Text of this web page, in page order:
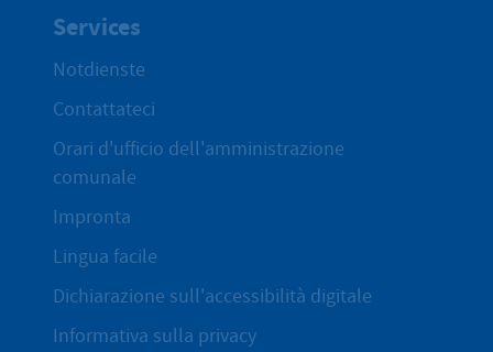
Services
Notdienste
Contattateci
Orari d'ufficio dell'amministrazione
comunale
Impronta
Lingua facile
Dichiarazione sull'accessibilità digitale
Informativa sulla privacy